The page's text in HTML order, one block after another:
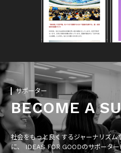
サポーター
BECOME A
社会をもっと良くするジャーナリズム
に、 IDEAS FOR GOODのサポーター